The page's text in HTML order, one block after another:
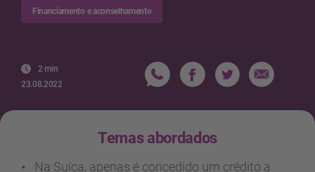
Financiamento e aconselhamento
2 min
23.08.2022
Temas abordados
Na Suíça, apenas é concedido um crédito a